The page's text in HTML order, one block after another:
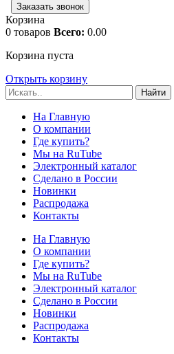
Заказать звонок
Корзина
0 товаров Всего: 0.00
Корзина пуста
Открыть корзину
Найти
На Главную
О компании
Где купить?
Мы на RuTube
Электронный каталог
Сделано в России
Новинки
Распродажа
Контакты
На Главную
О компании
Где купить?
Мы на RuTube
Электронный каталог
Сделано в России
Новинки
Распродажа
Контакты